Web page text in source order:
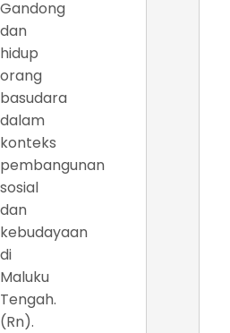
Gandong
dan
hidup
orang
basudara
dalam
konteks
pembangunan
sosial
dan
kebudayaan
di
Maluku
Tengah.
(Rn).